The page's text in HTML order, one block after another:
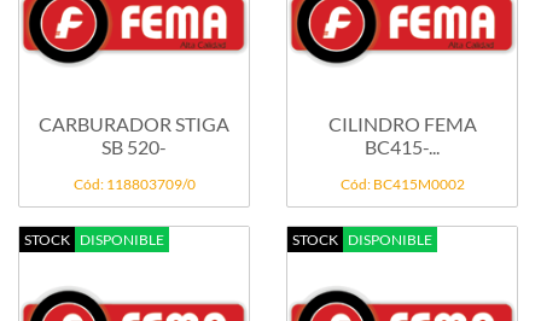
CARBURADOR STIGA
SB 520-
Cód: 118803709/0
CILINDRO FEMA
BC415-...
Cód: BC415M0002
STOCK DISPONIBLE STOCK DISPONIBLE